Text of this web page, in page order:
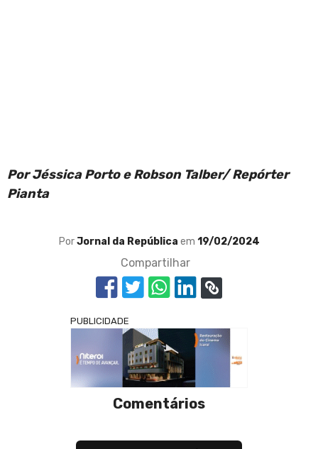
Por Jéssica Porto e Robson Talber/ Repórter
Pianta
PorJornal da República em 19/02/2024
Compartilhar
PUBLICIDADE
Comentários